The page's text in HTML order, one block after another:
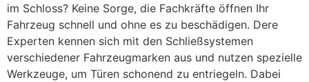
im Schloss? Keine Sorge, die Fachkräfte öffnen Ihr
Fahrzeug schnell und ohne es zu beschädigen. Dere
Experten kennen sich mit den Schließsystemen
verschiedener Fahrzeugmarken aus und nutzen spezielle
Werkzeuge, um Türen schonend zu entriegeln. Dabei